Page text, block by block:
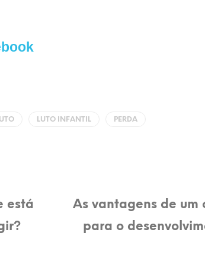
LUTO INFANTIL PERDA
está
As vantagens de um
para o